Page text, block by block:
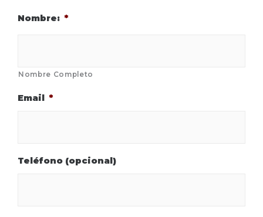
Nombre: *
Nombre Completo
Email *
Teléfono (opcional)